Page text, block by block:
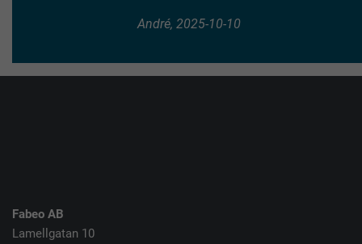
André, 2025-10-10
Fabeo AB
Lamellgatan 10